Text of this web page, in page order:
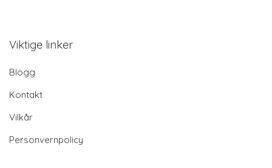
Viktige linker
Blogg
Kontakt
Vilkår
Personvernpolicy